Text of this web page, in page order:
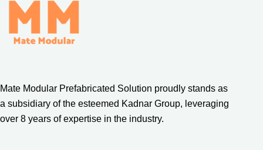
Mate Modular Prefabricated Solution proudly stands as
a subsidiary of the esteemed Kadnar Group, leveraging
over 8 years of expertise in the industry.